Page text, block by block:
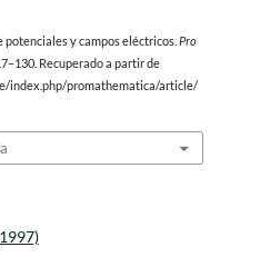
potenciales y campos eléctricos. Pro
Recuperado a partir de
index.php/promathematica/article/